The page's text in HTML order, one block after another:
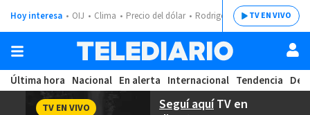
Hoy interesa OIJ Clima Precio del dólar Rodrigo ChavesTV EN VIVO
Última hora Nacional En alerta Internacional Tendencia
Seguí aquíTV en
TV EN VIVO